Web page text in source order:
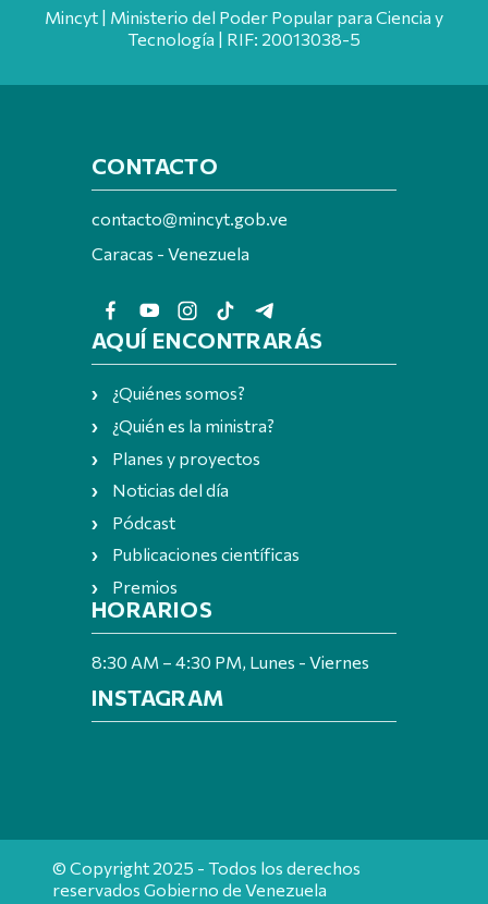
Mincyt | Ministerio del Poder Popular para Ciencia y
Tecnología | RIF: 20013038-5
CONTACTO
contacto@mincyt.gob.ve
Caracas - Venezuela
AQUÍ ENCONTRARÁS
¿Quiénes somos?
¿Quién es la ministra?
Planes y proyectos
Noticias del día
Pódcast
Publicaciones científicas
Premios
HORARIOS
8:30 AM – 4:30 PM, Lunes - Viernes
INSTAGRAM
© Copyright 2025 - Todos los derechos
reservados Gobierno de Venezuela